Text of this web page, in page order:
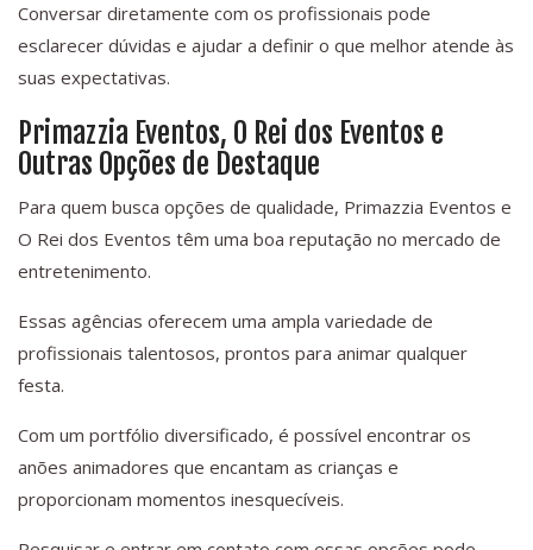
Conversar diretamente com os profissionais pode
esclarecer dúvidas e ajudar a definir o que melhor atende às
suas expectativas.
Primazzia Eventos, O Rei dos Eventos e
Outras Opções de Destaque
Para quem busca opções de qualidade, Primazzia Eventos e
O Rei dos Eventos têm uma boa reputação no mercado de
entretenimento.
Essas agências oferecem uma ampla variedade de
profissionais talentosos, prontos para animar qualquer
festa.
Com um portfólio diversificado, é possível encontrar os
anões animadores que encantam as crianças e
proporcionam momentos inesquecíveis.